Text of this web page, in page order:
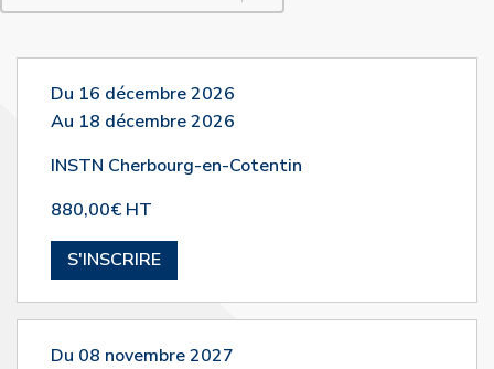
Du 16 décembre 2026
Au 18 décembre 2026
INSTN Cherbourg-en-Cotentin
880,00€ HT
S'INSCRIRE
Du 08 novembre 2027